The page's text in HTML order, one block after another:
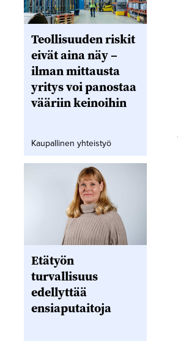
Teollisuuden riskit
eivät aina näy –
ilman mittausta
yritys voi panostaa
vääriin keinoihin
Kaupallinen yhteistyö
Etätyön
turvallisuus
edellyttää
ensiaputaitoja